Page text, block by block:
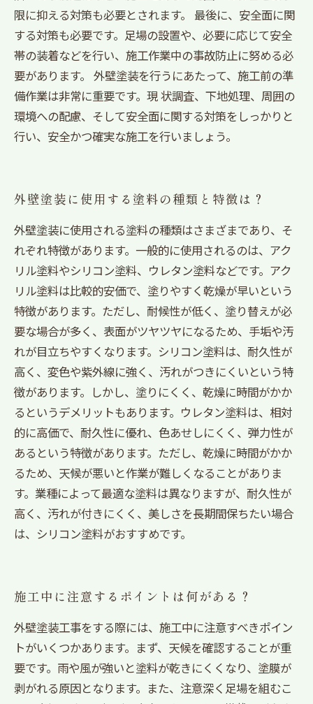
限に抑える対策も必要とされます。 最後に、安全面に関
する対策も必要です。足場の設置や、必要に応じて安全
帯の装着などを行い、施工作業中の事故防止に努める必
要があります。 外壁塗装を行うにあたって、施工前の準
備作業は非常に重要です。現 状調査、下地処理、周囲の
環境への配慮、そして安全面に関する対策をしっかりと
行い、安全かつ確実な施工を行いましょう。
外壁塗装に使用する塗料の種類と特徴は？
外壁塗装に使用される塗料の種類はさまざまであり、そ
れぞれ特徴があります。一般的に使用されるのは、アク
リル塗料やシリコン塗料、ウレタン塗料などです。アク
リル塗料は比較的安価で、塗りやすく乾燥が早いという
特徴があります。ただし、耐候性が低く、塗り替えが必
要な場合が多く、表面がツヤツヤになるため、手垢や汚
れが目立ちやすくなります。シリコン塗料は、耐久性が
高く、変色や紫外線に強く、汚れがつきにくいという特
徴があります。しかし、塗りにくく、乾燥に時間がかか
るというデメリットもあります。ウレタン塗料は、相対
的に高価で、耐久性に優れ、色あせしにくく、弾力性が
あるという特徴があります。ただし、乾燥に時間がかか
るため、天候が悪いと作業が難しくなることがありま
す。業種によって最適な塗料は異なりますが、耐久性が
高く、汚れが付きにくく、美しさを長期間保ちたい場合
は、シリコン塗料がおすすめです。
施工中に注意するポイントは何がある？
外壁塗装工事をする際には、施工中に注意すべきポイン
トがいくつかあります。まず、天候を確認することが重
要です。雨や風が強いと塗料が乾きにくくなり、塗膜が
剥がれる原因となります。また、注意深く足場を組むこ